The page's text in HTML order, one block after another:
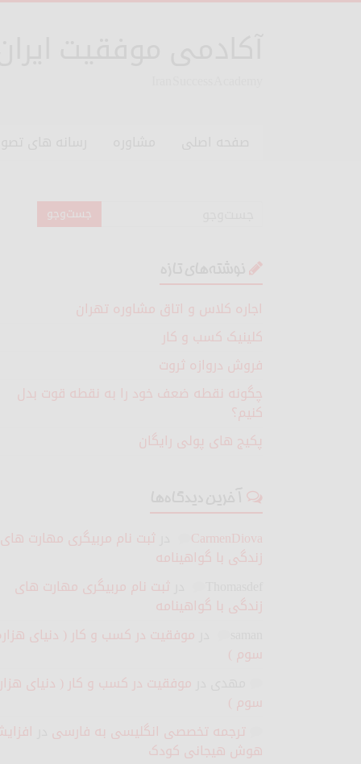
اجاره کلاس و اتاق مشاوره تهران
کلینیک کسب و کار
فروش دروازه ثروت
چگونه نقطه ضعف خود را به نقطه قوت بدل
کنیم؟
پکیج های پولی رایگان
CarmenDiova ثبت نام مربیگری مهارت های
زندگی با گواهینامه
ثبت نام مربیگری مهارت های
زندگی با گواهینامه
موفقیت در کسب و کار ( دنیای
سوم )
موفقیت در کسب و کار ( دنیای
سوم )
ترجمه تخصصی انگلیسی به فارسی
هوش هیجانی کودک